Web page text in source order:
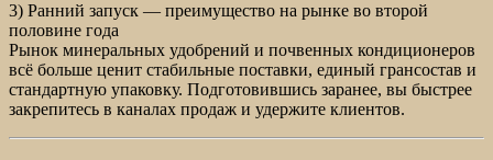
3) Ранний запуск — преимущество на рынке во второй
половине года
Рынок минеральных удобрений и почвенных кондиционеров
всё больше ценит стабильные поставки, единый грансостав и
стандартную упаковку. Подготовившись заранее, вы быстрее
закрепитесь в каналах продаж и удержите клиентов.